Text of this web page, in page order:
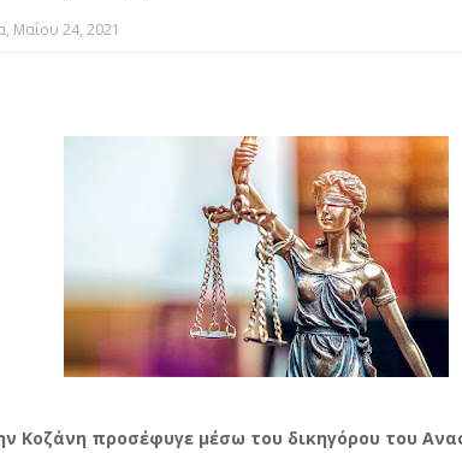
Μαΐου 24, 2021
Κοζάνη προσέφυγε μέσω του δικηγόρου του